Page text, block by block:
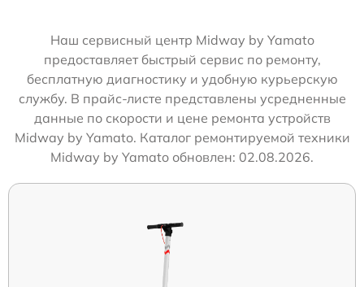
Наш сервисный центр Midway by Yamato
предоставляет быстрый сервис по ремонту,
бесплатную диагностику и удобную курьерскую
службу. В прайс-листе представлены усредненные
данные по скорости и цене ремонта устройств
Midway by Yamato. Каталог ремонтируемой техники
Midway by Yamato обновлен: 02.08.2026.